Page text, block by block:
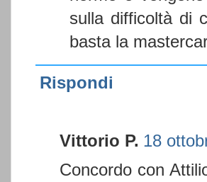
sulla difficoltà di
basta la
Rispondi
Vittorio P. 18
Concordo con